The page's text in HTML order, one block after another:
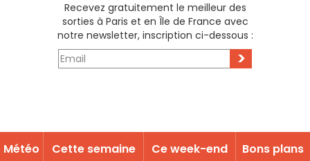
Recevez gratuitement le meilleur des
sorties à Paris et en Île de France avec
notre newsletter, inscription ci-dessous :
>
Météo Cette semaine Ce week-end Bons plans